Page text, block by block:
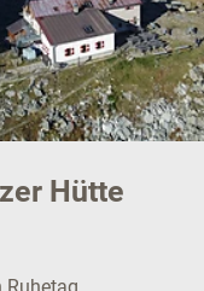
Hütte